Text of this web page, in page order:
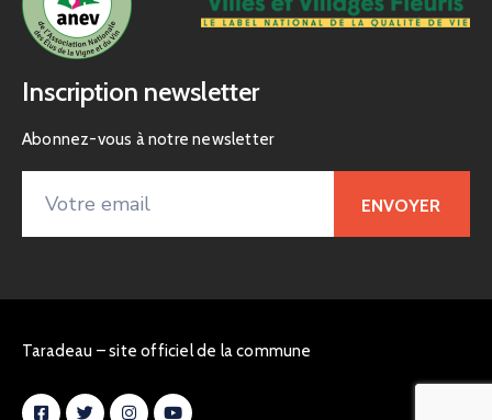
Inscription newsletter
Abonnez-vous à notre newsletter
Taradeau – site officiel de la commune